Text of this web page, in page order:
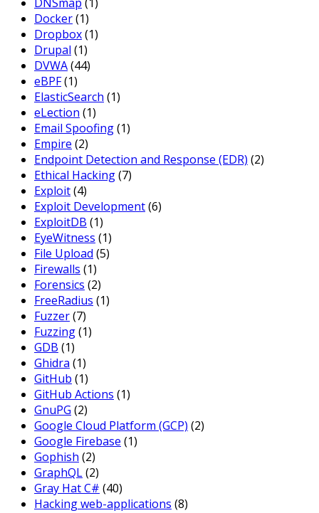
Docker(1)
Dropbox(1)
Drupal (1)
DVWA(44)
eBPF(1)
ElasticSearch (1)
eLection (1)
Email Spoofing(1)
Empire (2)
Endpoint Detection and Response (EDR) (2)
Ethical Hacking(7)
Exploit(4)
Exploit Development(6)
ExploitDB (1)
EyeWitness (1)
File Upload (5)
Firewalls (1)
Forensics (2)
FreeRadius (1)
Fuzzer(7)
Fuzzing(1)
GDB (1)
Ghidra (1)
GitHub (1)
GitHub Actions (1)
GnuPG (2)
Google Cloud Platform (GCP) (2)
Google Firebase (1)
Gophish (2)
GraphQL(2)
Gray Hat C# (40)
Hacking web-applications (8)